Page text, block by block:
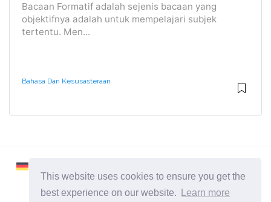
This website uses cookies to ensure you get the
best experience on our website.
Learn more
Bacaan Formatif adalah sejenis bacaan yang
objektifnya adalah untuk mempelajari subjek
tertentu. Men...
Bahasa Dan Kesusasteraan